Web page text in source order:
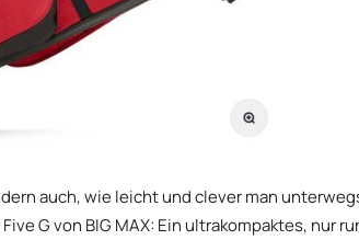
auch, wie leicht und clever man
G von BIG MAX: Ein ultrakompaktes, nur